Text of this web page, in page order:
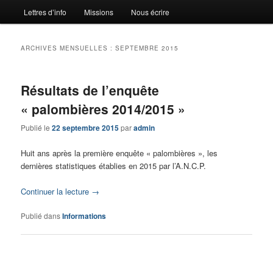
Lettres d’info Missions Nous écrire
ARCHIVES MENSUELLES :SEPTEMBRE 2015
Résultats de l’enquête
« palombières 2014/2015 »
Publié le22 septembre 2015paradmin
Huit ans après la première enquête « palombières », les
dernières statistiques établies en 2015 par l’A.N.C.P.
Continuer la lecture →
Publié dansInformations